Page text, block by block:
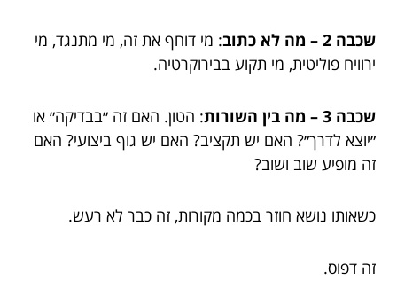
שכבה 2 – מה לא כתוב
: מי דוחף את זה, מי מתנגד, מי
ירוויח פוליטית, מי תקוע בבירוקרטיה.
שכבה 3 – מה בין השורות
: הטון. האם זה ״בבדיקה״ או
״יוצא לדרך״? האם יש תקציב? האם יש גוף ביצועי? האם
זה מופיע שוב ושוב?
כשאותו נושא חוזר בכמה מקורות, זה כבר לא רעש.
זה דפוס.